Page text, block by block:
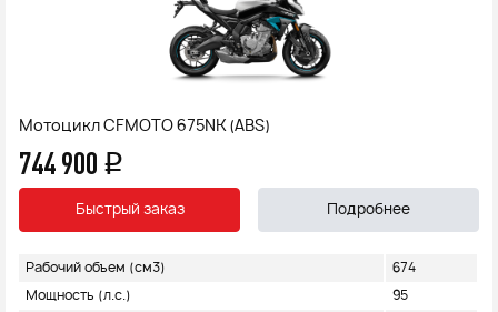
Мотоцикл CFMOTO 675NK (ABS)
744 900 q
Быстрый заказ Подробнее
Рабочий объем (см3) 674
Мощность (л.с.) 95